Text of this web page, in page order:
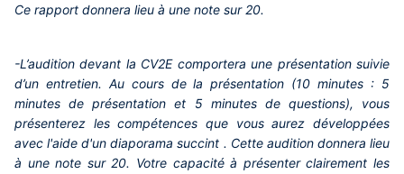
Ce rapport donnera lieu à une note sur 20.
-L’audition devant la CV2E comportera une présentation suivie
d’un entretien. Au cours de la présentation (10 minutes : 5
minutes de présentation et 5 minutes de questions), vous
présenterez les compétences que vous aurez développées
avec l'aide d'un diaporama succint . Cette audition donnera lieu
à une note sur 20. Votre capacité à présenter clairement les